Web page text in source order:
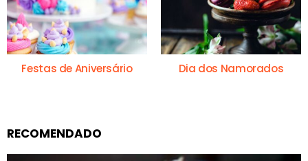
Festas de Aniversário Dia dos Namorados
RECOMENDADO